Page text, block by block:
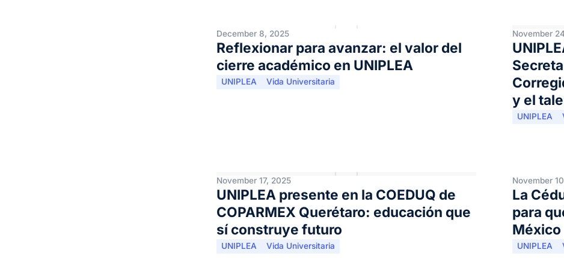
December 8, 2025
Reflexionar para avanzar: el valor del
cierre académico en UNIPLEA
UNIPLEA Vida Universitaria
November
y el
UNIPLEA
November 17, 2025
UNIPLEA presente en la COEDUQ de
COPARMEX Querétaro: educación que
sí construye futuro
UNIPLEA Vida Universitaria
November
La
para
México
UNIPLEA